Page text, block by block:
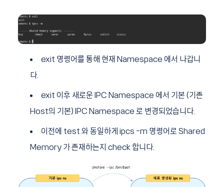
exit 명령어를 통해 현재 Namespace 에서 나갑니
다.
exit 이후 새로운 IPC Namespace 에서 기본 (기존
Host의 기본) IPC Namespace 로 변경되었습니다.
이전에 test 와 동일하게 ipcs -m 명령어로 Shared
Memory 가 존재하는지 check 합니다.